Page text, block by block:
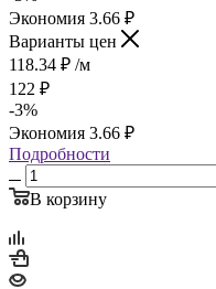
Экономия 3.66 ₽
Варианты цен
118.34 ₽ /м
122 ₽
-3%
Экономия 3.66 ₽
Подробности
В корзину